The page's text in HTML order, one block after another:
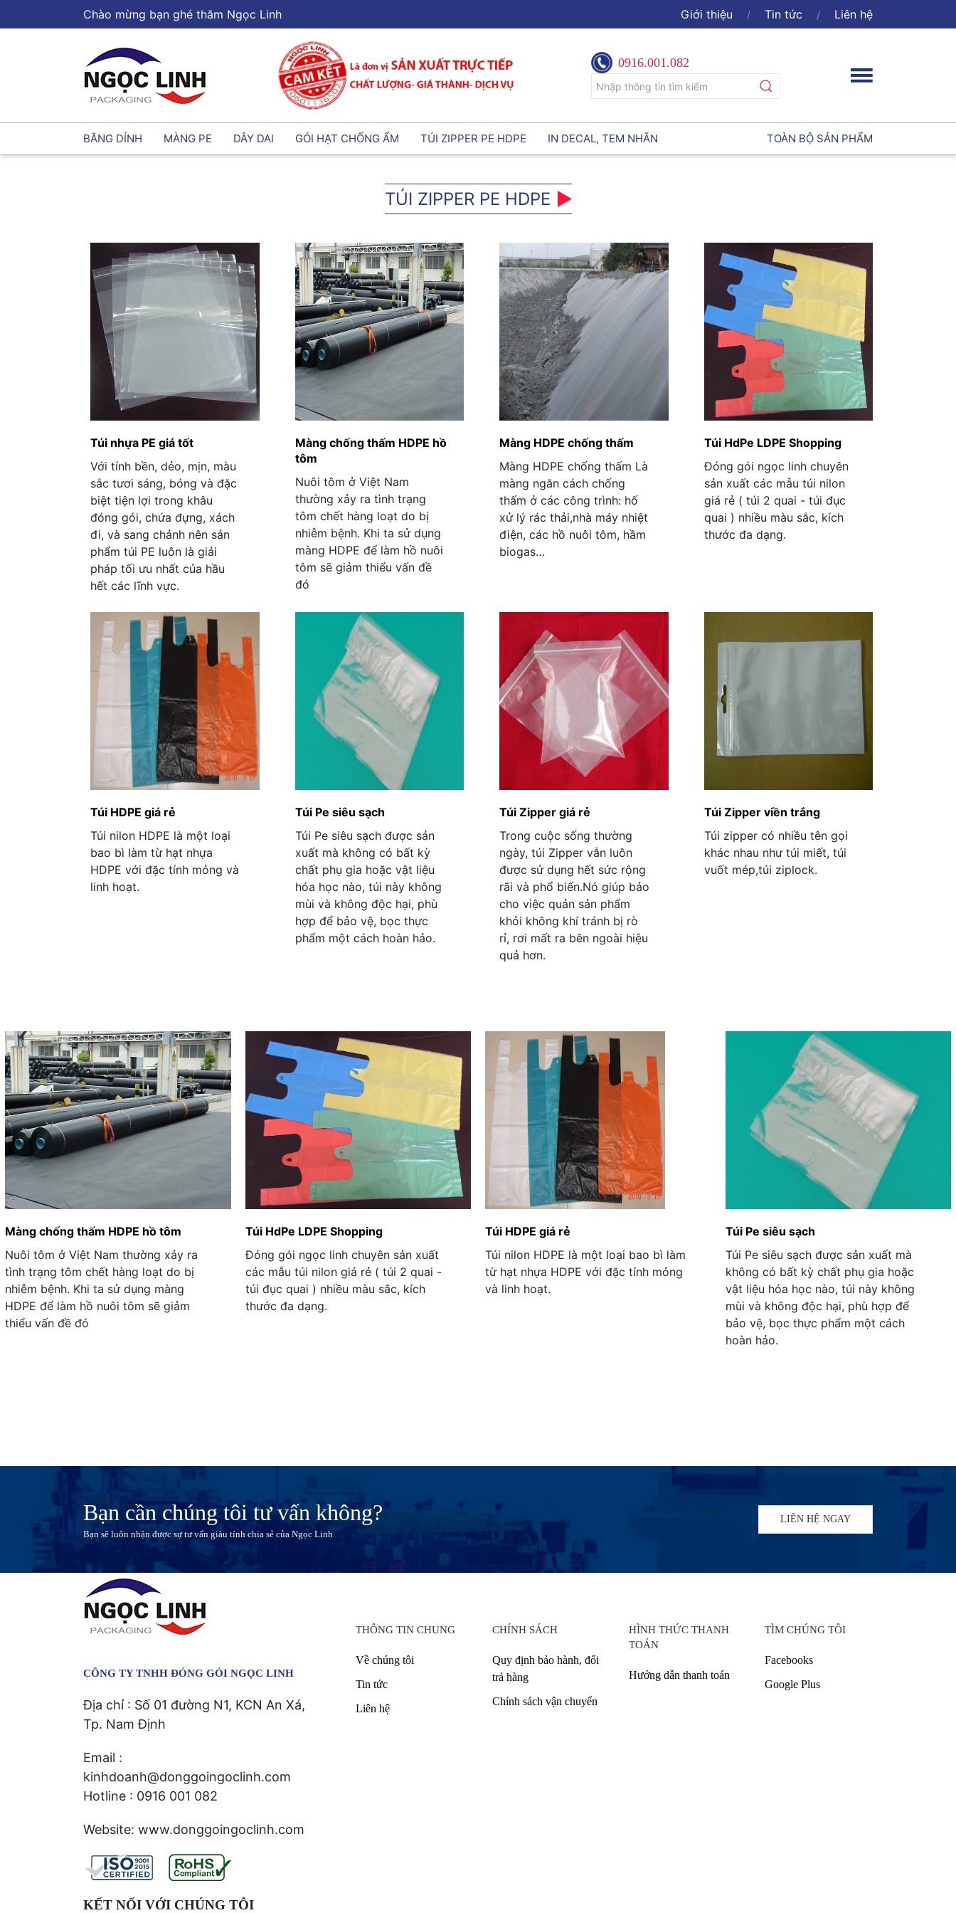
Chào mừng bạn ghé thăm Ngọc Linh Giới thiệu Tin tức Liên hệ
0916.001.082
BĂNG DÍNH MÀNG PE DÂY DAI GÓI HẠT CHỐNG ẨM TÚI ZIPPER PE HDPE IN DECAL, TEM NHÃN TOÀN BỘ SẢN PHẨM
TÚI ZIPPER PE HDPE
Túi nhựa PE giá tốt
Với tính bền, dẻo, mịn, màu
sắc tươi sáng, bóng và đặc
biệt tiện lợi trong khâu
đóng gói, chứa đựng, xách
đi, và sang chảnh nên sản
phẩm túi PE luôn là giải
pháp tối ưu nhất của hầu
hết các lĩnh vực.
Màng chống thấm HDPE hồ
tôm
Nuôi tôm ở Việt Nam
thường xảy ra tình trạng
tôm chết hàng loạt do bị
nhiễm bệnh. Khi ta sử dụng
màng HDPE để làm hồ nuôi
tôm sẽ giảm thiểu vấn đề
đó
Màng HDPE chống thấm
Màng HDPE chống thấm Là
màng ngăn cách chống
thấm ở các công trình: hố
xử lý rác thải,nhà máy nhiệt
điện, các hồ nuôi tôm, hầm
biogas…
Túi HdPe LDPE Shopping
Đóng gói ngọc linh chuyên
sản xuất các mẫu túi nilon
giá rẻ ( túi 2 quai - túi đục
quai ) nhiều màu sắc, kích
thước đa dạng.
Túi HDPE giá rẻ
Túi nilon HDPE là một loại
bao bì làm từ hạt nhựa
HDPE với đặc tính mỏng và
linh hoạt.
Túi Pe siêu sạch
Túi Pe siêu sạch được sản
xuất mà không có bất kỳ
chất phụ gia hoặc vật liệu
hóa học nào, túi này không
mùi và không độc hại, phù
hợp để bảo vệ, bọc thực
phẩm một cách hoàn hảo.
Túi Zipper giá rẻ
Trong cuộc sống thường
ngày, túi Zipper vẫn luôn
được sử dụng hết sức rộng
rãi và phổ biến.Nó giúp bảo
cho việc quản sản phẩm
khỏi không khí tránh bị rò
rỉ, rơi mất ra bên ngoài hiệu
quả hơn.
Túi Zipper viền trắng
Túi zipper có nhiều tên gọi
khác nhau như túi miết, túi
vuốt mép,túi ziplock.
Màng chống thấm HDPE hồ tôm
Nuôi tôm ở Việt Nam thường xảy ra
tình trạng tôm chết hàng loạt do bị
nhiễm bệnh. Khi ta sử dụng màng
HDPE để làm hồ nuôi tôm sẽ giảm
thiểu vấn đề đó
Túi HdPe LDPE Shopping
Đóng gói ngọc linh chuyên sản xuất
các mẫu túi nilon giá rẻ ( túi 2 quai -
túi đục quai ) nhiều màu sắc, kích
thước đa dạng.
Túi HDPE giá rẻ
Túi nilon HDPE là một loại bao bì làm
từ hạt nhựa HDPE với đặc tính mỏng
và linh hoạt.
Túi Pe siêu sạch
Túi Pe siêu sạch được sản xuất mà
không có bất kỳ chất phụ gia hoặc
vật liệu hóa học nào, túi này không
mùi và không độc hại, phù hợp để
bảo vệ, bọc thực phẩm một cách
hoàn hảo.
Bạn cần chúng tôi tư vấn không?
Bạn sẽ luôn nhận được sự tư vấn giàu tính chia sẻ của Ngọc Linh
LIÊN HỆ NGAY
CÔNG TY TNHH ĐÓNG GÓI NGỌC LINH
Địa chỉ : Số 01 đường N1, KCN An Xá,
Tp. Nam Định
Email :
kinhdoanh@donggoingoclinh.com
Hotline : 0916 001 082
Website: www.donggoingoclinh.com
KẾT NỐI VỚI CHÚNG TÔI
THÔNG TIN CHUNG
Về chúng tôi
Tin tức
Liên hệ
CHÍNH SÁCH
Quy định bảo hành, đổi
trả hàng
Chính sách vận chuyển
HÌNH THỨC THANH
TOÁN
Hướng dẫn thanh toán
TÌM CHÚNG TÔI
Facebooks
Google Plus